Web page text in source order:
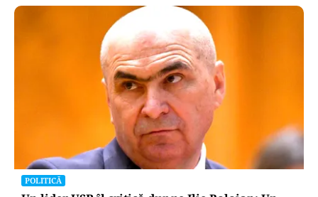
Puterea Financiara
CNAIR: Aplicarea tarifelor pentru
rovinietă și sistemul TollRo va începe
la 1 octombrie
Oficiuldestiri.ro
Atacurile cibernetice expun
vulnerabilitățile statului român: ANP
repetă scenariul e‑Terra. Ce ascund
comunicările oficiale și cine răspunde
pentru mentenanța IT a instituțiilor
publice
Alte Articole Importante